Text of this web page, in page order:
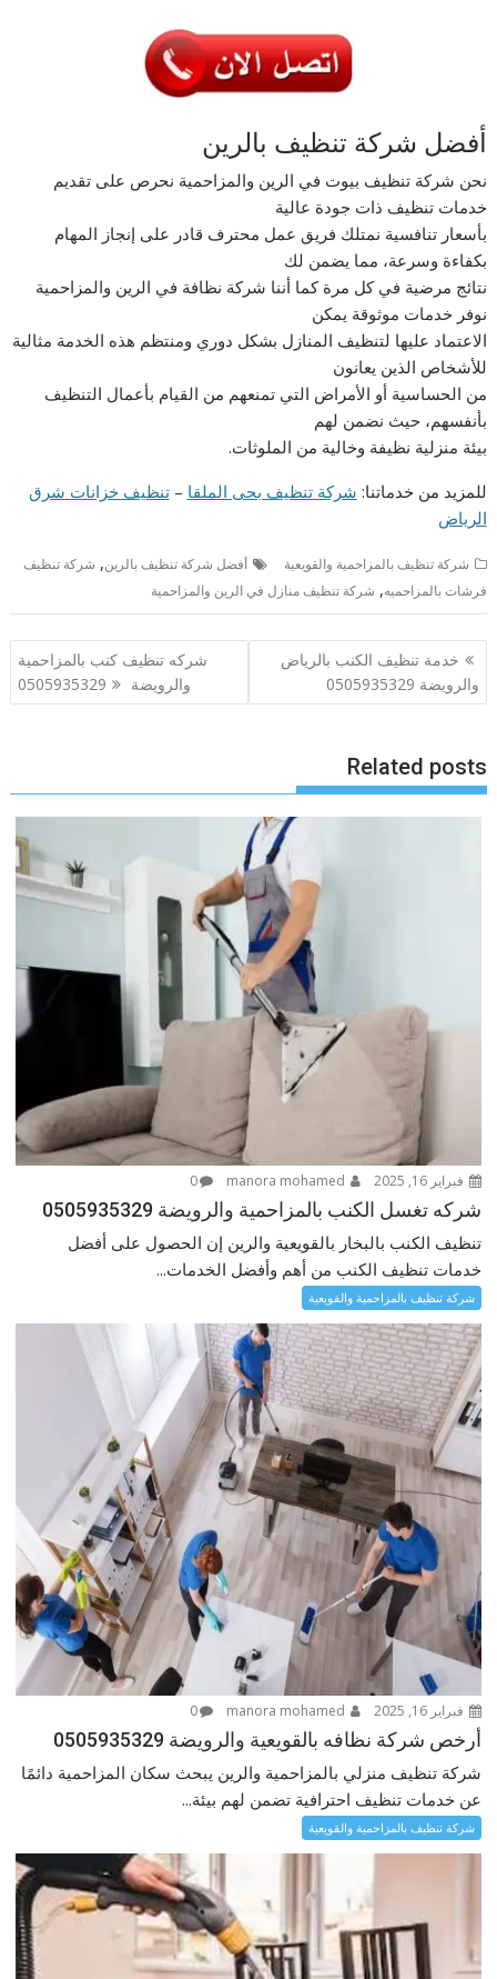
أفضل شركة تنظيف بالرين
نحن شركة تنظيف بيوت في الرين والمزاحمية نحرص على تقديم
خدمات تنظيف ذات جودة عالية
بأسعار تنافسية نمتلك فريق عمل محترف قادر على إنجاز المهام
بكفاءة وسرعة، مما يضمن لك
نتائج مرضية في كل مرة كما أننا شركة نظافة في الرين والمزاحمية
نوفر خدمات موثوقة يمكن
الاعتماد عليها لتنظيف المنازل بشكل دوري ومنتظم هذه الخدمة مثالية
للأشخاص الذين يعانون
من الحساسية أو الأمراض التي تمنعهم من القيام بأعمال التنظيف
بأنفسهم، حيث نضمن لهم
بيئة منزلية نظيفة وخالية من الملوثات.
للمزيد من خدماتنا: شركة تنظيف بحى الملقا –تنظيف خزانات شرق
الرياض
شركة تنظيف بالمزاحمية والقويعية أفضل شركة تنظيف بالرين, شركة تنظيف
فرشات بالمزاحميه, شركة تنظيف منازل في الرين والمزاحمية
تصفّح
المقالات
خدمة تنظيف الكنب بالرياض
والرويضة 0505935329
شركه تنظيف كنب بالمزاحمية
والرويضة 0505935329
Related posts
فبراير 16, 2025 0
شركه تغسل الكنب بالمزاحمية والرويضة 0505935329
تنظيف الكنب بالبخار بالقويعية والرين إن الحصول على أفضل
خدمات تنظيف الكنب من أهم وأفضل الخدمات...
شركة تنظيف بالمزاحمية والقويعية
فبراير 16, 2025 0
أرخص شركة نظافه بالقويعية والرويضة 0505935329
شركة تنظيف منزلي بالمزاحمية والرين يبحث سكان المزاحمية دائمًا
عن خدمات تنظيف احترافية تضمن لهم بيئة...
شركة تنظيف بالمزاحمية والقويعية